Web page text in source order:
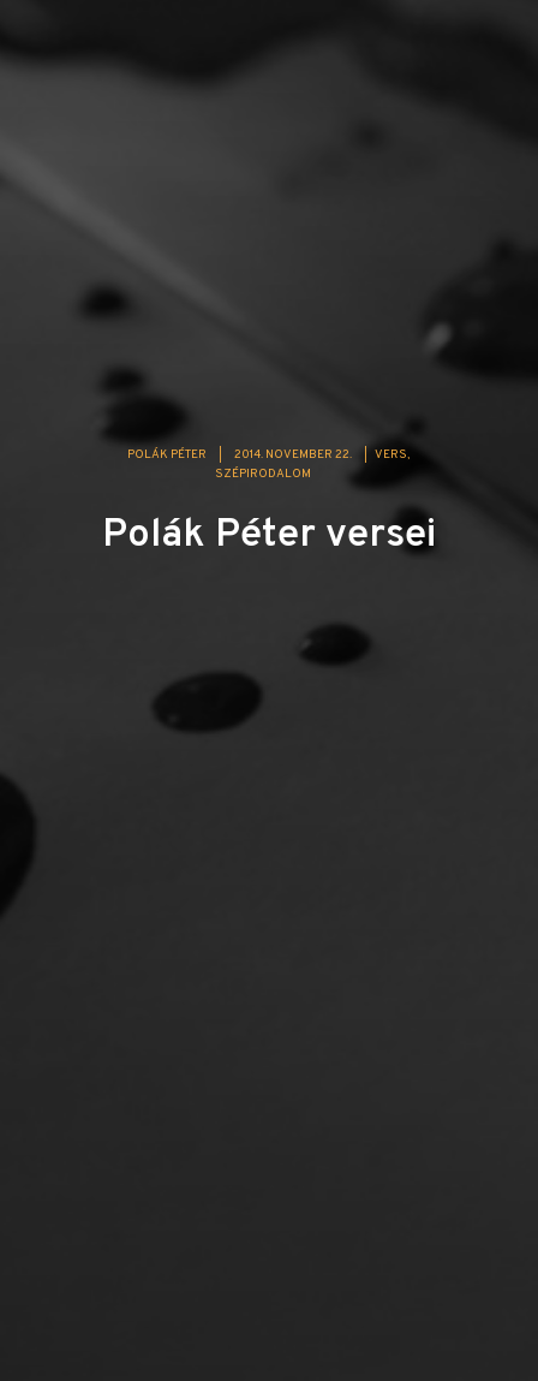
POLÁK PÉTER 2014. NOVEMBER 22.
VERS
SZÉPIRODALOM
Polák Péter versei